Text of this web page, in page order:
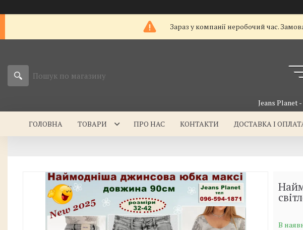
Зараз у компанії неробочий час.
Jeans Planet
ГОЛОВНА ТОВАРИ ПРО НАС КОНТАКТИ ДОСТАВКА I
В